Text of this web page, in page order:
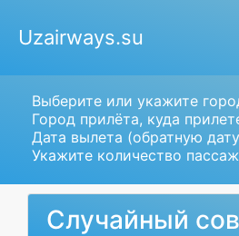
Uzairways.su
Выберите или укажите
Город прилёта, куда
Дата вылета (обратную
Укажите количество
Случайный